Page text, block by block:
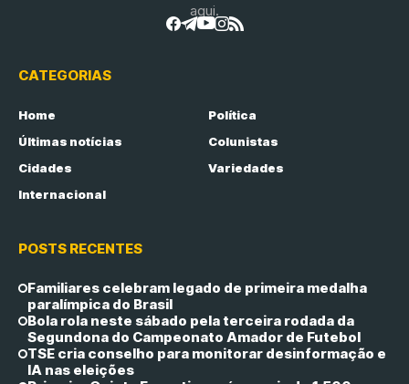
aqui.
CATEGORIAS
Home
Política
Últimas notícias
Colunistas
Cidades
Variedades
Internacional
POSTS RECENTES
Familiares celebram legado de primeira medalha
paralímpica do Brasil
Bola rola neste sábado pela terceira rodada da
Segundona do Campeonato Amador de Futebol
TSE cria conselho para monitorar desinformação e
IA nas eleições